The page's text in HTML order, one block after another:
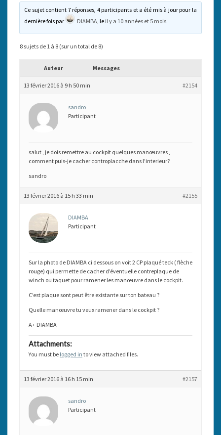
Ce sujet contient 7 réponses, 4 participants et a été mis à jour pour la
dernière fois par
DIAMBA , le il y a 10 années et 5 mois.
8 sujets de 1 à 8 (sur un total de 8)
Auteur Messages
13 février 2016 à 9 h 50 min #2154
sandro
Participant
salut , je dois remettre au cockpit quelques manœuvres ,
comment puis-je cacher controplacche dans l’interieur?
sandro
13 février 2016 à 15 h 33 min #2155
DIAMBA
Participant
Sur la photo de DIAMBA ci dessous on voit 2 CP plaqué teck ( flèche
rouge) qui permette de cacher d’éventuelle contreplaque de
winch ou taquet pour ramener les manœuvre dans le cockpit.
C’est plaque sont peut être existante sur ton bateau ?
Quelle manœuvre tu veux ramener dans le cockpit ?
A+ DIAMBA
Attachments:
You must be logged in to view attached files.
13 février 2016 à 16 h 15 min #2157
sandro
Participant